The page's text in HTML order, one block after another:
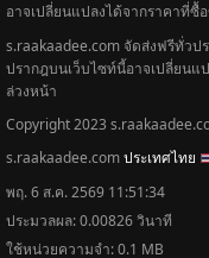
อาจเปลี่ยนแปลงได้จากราคาที่ซื้
s.raakaadee.com จัดส่งฟรีทั่วป
ปรากฎบนเว็บไซท์นี้อาจเปลี่ยนแ
ล่วงหน้า
Copyright 2023
s.raakaadee.comประเทศไทย
พฤ. 6 ส.ค. 2569 11:51:34
ประมวลผล: 0.00826 วินาที
ใช้หน่วยความจำ: 0.1 MB